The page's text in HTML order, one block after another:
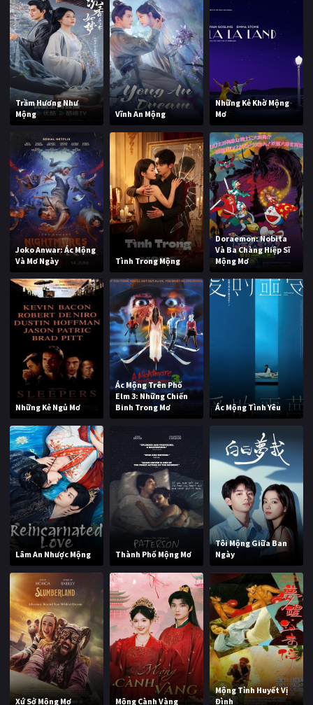
Trầm Hương Như
Mộng
Vĩnh An Mộng
Những Kẻ Khờ Mộng
Mơ
Joko Anwar: Ác Mộng
Và Mơ Ngày
Tình Trong Mộng
Doraemon: Nobita
Và Ba Chàng Hiệp Sĩ
Mộng Mơ
Những Kẻ Ngủ Mơ
Ác Mộng Trên Phố
Elm 3: Những Chiến
Binh Trong Mơ
Ác Mộng Tình Yêu
Lâm An Nhược Mộng Thành Phố Mộng Mơ
Tôi Mộng Giữa Ban
Ngày
Xứ Sở Mộng Mơ Mộng Cành Vàng
Mộng Tỉnh Huyết Vị
Đình